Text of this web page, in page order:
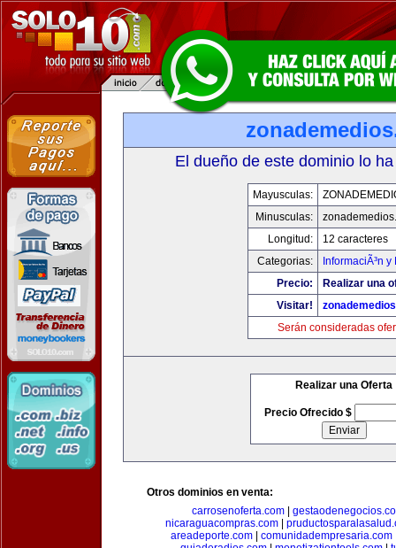
El dueño de este dominio lo
Mayusculas:
Minusculas:
Longitud:
12 caracteres
Categorias:
InformaciÃ³n
Precio:
Realizar una
Visitar!
Serán consideradas
Realizar una Oferta
Precio Ofrecido $
Otros dominios en venta:
carrosenoferta.com
nicaraguacompras.com
areadeporte.com| comunidadempresaria.com